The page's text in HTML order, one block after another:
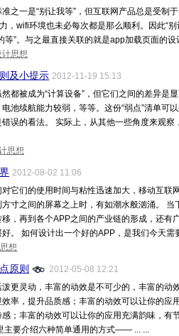
之一是“别让我等”，但互联网产品总是受制
，wifi环境也未必每次都是那么顺利。因此“
等”。与之最直接关联的就是app加载页面的
计思想
及小提示 2012-11-19 15:13
都被成为“计算设备”，但它们之间的差异是
池续航能力较弱，等等。这份“弱点”清单可
误的看法。 实际上，从其他一些角度来观
思想
2012-08-02 11:06
它们的使用时间与粘性迅速加大，移动互联
寸之间的屏幕之上时，有如潮水般汹涌。
，再到各个APP之间的产业链的形成，还有
。 如何设计出一个好的APP，是我们今天需
想
原则
2012-05-08 12:21
更灵动，丰富的动效是不可少的，丰富的动
率，提升品质感；丰富的动效可以让你的应
；丰富的动效可以让你的应用充满韵味，有
主要介绍六种简单通用的方式—— ... ...